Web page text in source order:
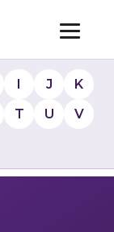
I J
K
T U
V